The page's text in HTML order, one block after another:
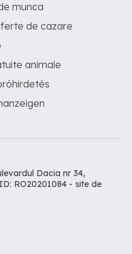
munca
de cazare
animale
Dacia nr 34,
RO20201084 - site de